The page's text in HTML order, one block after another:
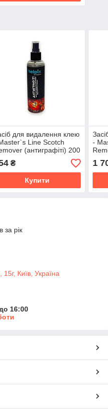
для видалення клею
Line Scotch
(антиграфіті) 200
₴
Купити
-
1
за рік
Київ, Україна
16:00